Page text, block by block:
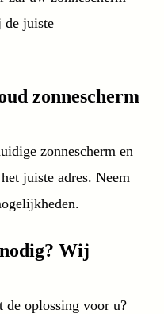
de juiste
zonnescherm
zonnescherm en
juiste adres. Neem
Wij
de oplossing voor u?